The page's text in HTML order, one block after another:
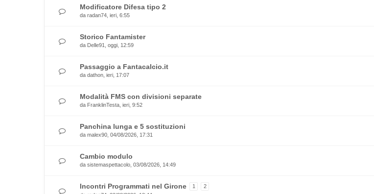
Modificatore Difesa tipo 2
da radan74 , ieri, 6:55
Storico Fantamister
da Delle91 , oggi, 12:59
Passaggio a Fantacalcio.it
da dathon , ieri, 17:07
Modalità FMS con divisioni separate
da FranklinTesta , ieri, 9:52
Panchina lunga e 5 sostituzioni
da malex90 , 04/08/2026, 17:31
Cambio modulo
da sistemaspettacolo , 03/08/2026, 14:49
Incontri Programmati nel Girone 1
2